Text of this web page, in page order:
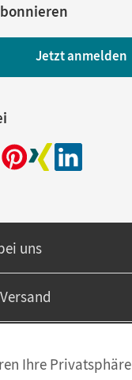
Jetzt anmelden
uns
Ihre Privatsphäre